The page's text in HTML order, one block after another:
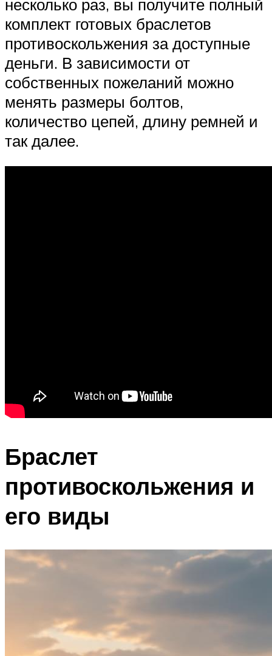
несколько раз, вы получите полный
комплект готовых браслетов
противоскольжения за доступные
деньги. В зависимости от
собственных пожеланий можно
менять размеры болтов,
количество цепей, длину ремней и
так далее.
Браслет
противоскольжения и
его виды